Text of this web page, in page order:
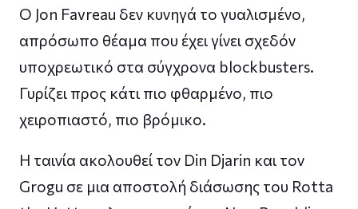
Ο Jon Favreau δεν κυνηγά το γυαλισμένο,
απρόσωπο θέαμα που έχει γίνει σχεδόν
υποχρεωτικό στα σύγχρονα blockbusters.
Γυρίζει προς κάτι πιο φθαρμένο, πιο
χειροπιαστό, πιο βρόμικο.
Η ταινία ακολουθεί τον Din Djarin και τον
Grogu σε μια αποστολή διάσωσης του Rotta